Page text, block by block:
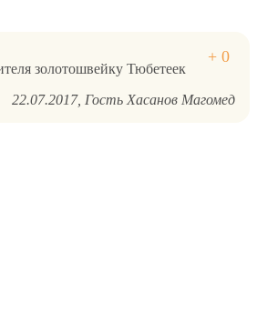
золотошвейку Тюбетеек
22.07.2017 Гость Хасанов Магомед